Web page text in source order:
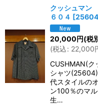
クッシュマン
６０４ [
20,000円(税
(税込: 22,000
CUSHMAN(ク
シャツ
代スタイルの
ン100％のマ
生…